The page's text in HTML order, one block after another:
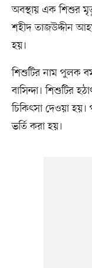
অবস্থায় এক শিশুর
শহীদ তাজউদ্দীন
হয়।
শিশুটির নাম পুলক
বাসিন্দা। শিশুটির
চিকিৎসা দেওয়া
ভর্তি করা হয়।